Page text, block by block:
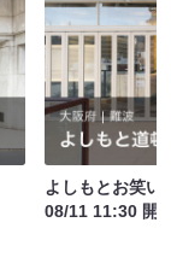
よしもとお笑い
08/11 11:30 開